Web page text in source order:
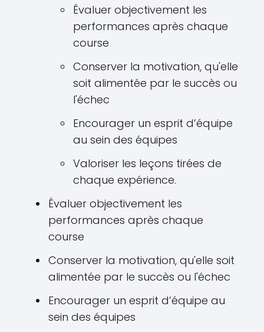
Évaluer objectivement les
performances après chaque
course
Conserver la motivation, qu'elle
soit alimentée par le succès ou
l'échec
Encourager un esprit d’équipe
au sein des équipes
Valoriser les leçons tirées de
chaque expérience.
Évaluer objectivement les
performances après chaque
course
Conserver la motivation, qu'elle soit
alimentée par le succès ou l'échec
Encourager un esprit d’équipe au
sein des équipes